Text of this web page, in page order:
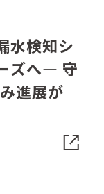
水検知シ
ズへ― 守
進展が